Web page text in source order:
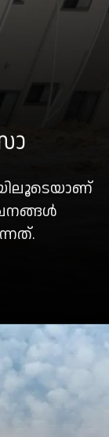
വെളിപ്പെടുത്തിയിരിക്കുന്നത്.